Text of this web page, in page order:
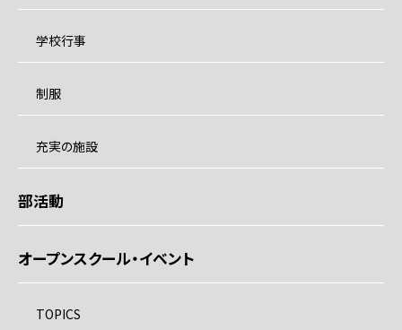
学校行事
制服
充実の施設
部活動
オープンスクール・イベント
TOPICS